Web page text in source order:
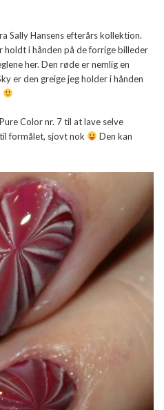
Sally Hansens efterårs kollektion.
holdt i hånden på de forrige billeder
her. Den røde er nemlig en
er den greige jeg holder i hånden
Color nr. 7 til at lave selve
formålet, sjovt nok
Den kan